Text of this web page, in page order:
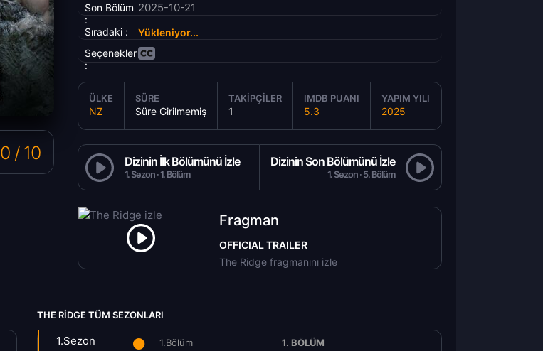
0 / 10
Son Bölüm
:
2025-10-21
Sıradaki :
Yükleniyor...
Seçenekler
:
ÜLKE
NZ
SÜRE
Süre Girilmemiş
TAKIPÇILER
1
IMDB PUANI
5.3
YAPIM YILI
2025
Dizinin İlk Bölümünü İzle
1. Sezon · 1. Bölüm
Dizinin Son Bölümünü İzle
1. Sezon · 5. Bölüm
Fragman
OFFICIAL TRAILER
The Ridge fragmanını izle
THE RIDGE TÜM SEZONLARI
1.Sezon 1.Bölüm 1. BÖLÜM